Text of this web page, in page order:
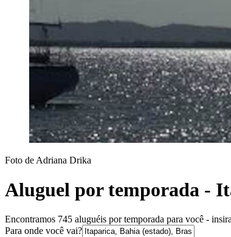
Foto de Adriana Drika
Aluguel por temporada -
Encontramos 745 aluguéis por temporada para você -
Para onde você vai?